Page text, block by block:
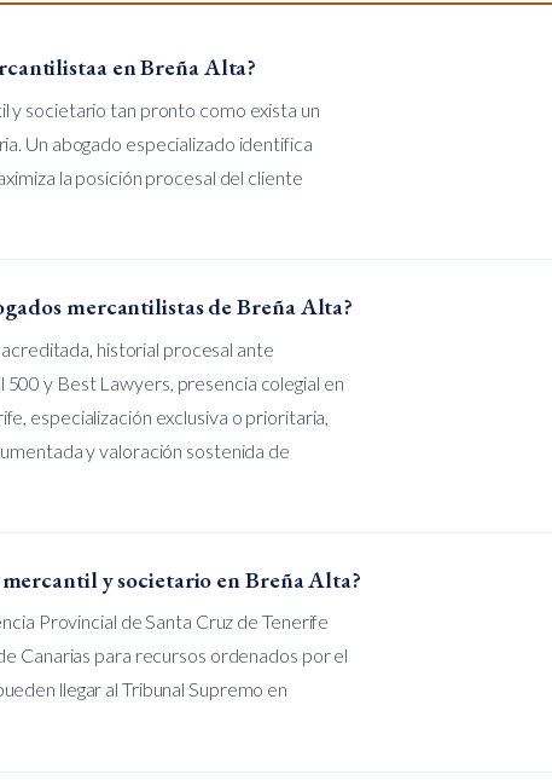
en Breña Alta?
y societario tan pronto como exista un
Un abogado especializado identifica
la posición procesal del cliente
mercantilistas de Breña Alta?
historial procesal ante
y Best Lawyers, presencia colegial en
especialización exclusiva o prioritaria,
y valoración sostenida de
y societario en Breña Alta?
Provincial de Santa Cruz de Tenerife
Canarias para recursos ordenados por el
llegar al Tribunal Supremo en